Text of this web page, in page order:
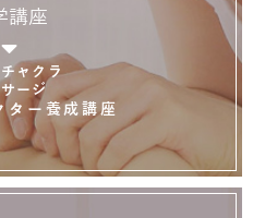
講座
ャクラ
ージ
ター養成講座